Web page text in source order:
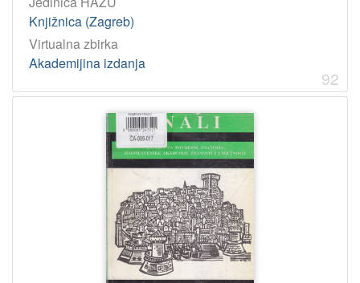
Knjižnica (Zagreb)
Virtualna zbirka
Akademijina izdanja
92